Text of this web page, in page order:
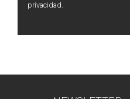
privacidad.